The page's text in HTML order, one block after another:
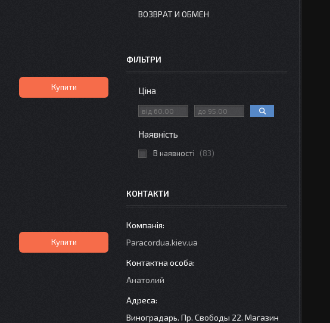
Купити
Купити
ВОЗВРАТ И ОБМЕН
ФІЛЬТРИ
Ціна
Наявність
В наявності 83
КОНТАКТИ
Paracordua.kiev.ua
Анатолий
Виноградарь. Пр. Свободы 22. Магазин